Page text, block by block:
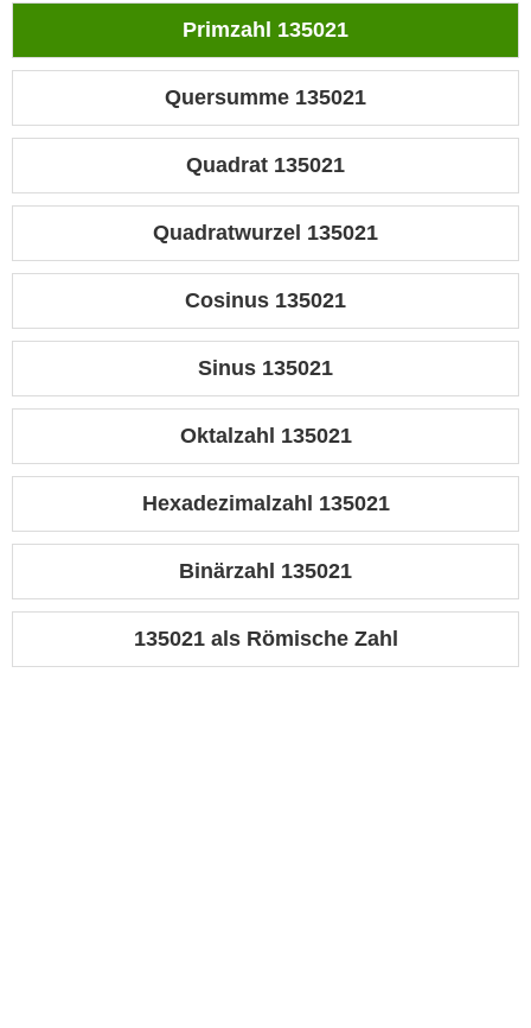
Primzahl 135021
Quersumme 135021
Quadrat 135021
Quadratwurzel 135021
Cosinus 135021
Sinus 135021
Oktalzahl 135021
Hexadezimalzahl 135021
Binärzahl 135021
135021 als Römische Zahl